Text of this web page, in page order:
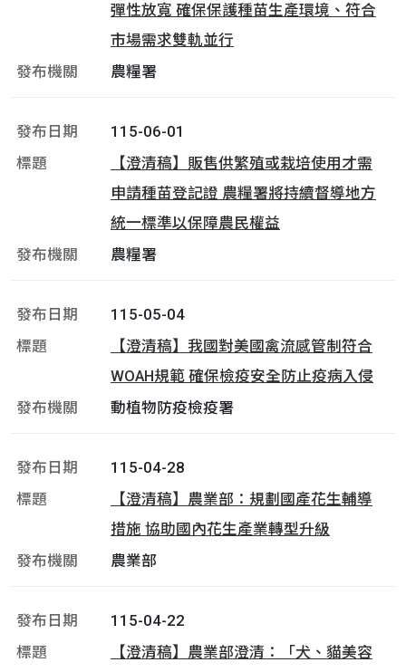
彈性放寬 確保保護種苗生產環境、符合
市場需求雙軌並行
農糧署
115-06-01
【澄清稿】販售供繁殖或栽培使用才需
申請種苗登記證 農糧署將持續督導地方
統一標準以保障農民權益
農糧署
115-05-04
【澄清稿】我國對美國禽流感管制符合
WOAH規範 確保檢疫安全防止疫病入侵
動植物防疫檢疫署
115-04-28
【澄清稿】農業部：規劃國產花生輔導
措施 協助國內花生產業轉型升級
農業部
115-04-22
【澄清稿】農業部澄清：「犬、貓美容